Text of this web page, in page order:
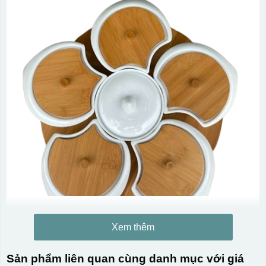
Xem thêm
Sản phẩm liên quan cùng danh mục với giá